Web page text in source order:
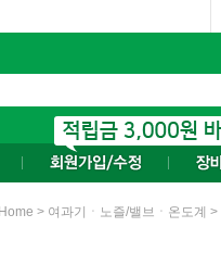
Home > 여과기ㆍ노즐/밸브ㆍ온도계 >